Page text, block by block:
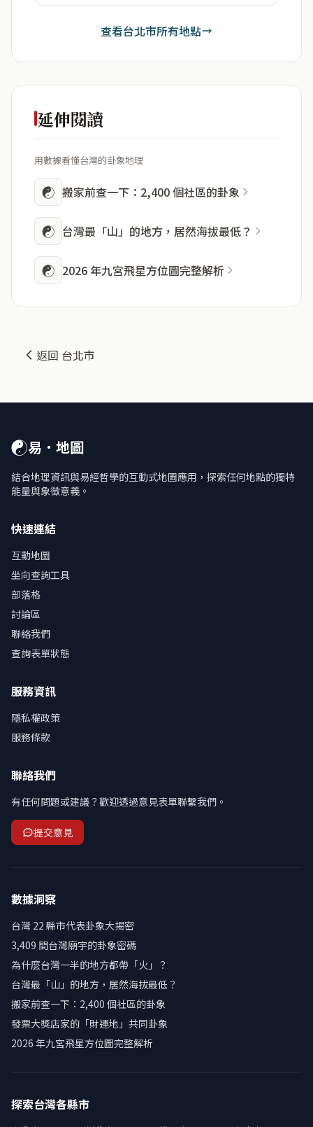
查看台北市所有地點
延伸閱讀
用數據看懂台灣的卦象地理
☯ 搬家前查一下：2,400 個社區的卦象
☯ 台灣最「山」的地方，居然海拔最低？
☯ 2026 年九宮飛星方位圖完整解析
返回 台北市
☯易．地圖
結合地理資訊與易經哲學的互動式地圖應用，探索任何地點的獨特
能量與象徵意義。
快速連結
互動地圖
坐向查詢工具
部落格
討論區
聯絡我們
查詢表單狀態
服務資訊
隱私權政策
服務條款
聯絡我們
有任何問題或建議？歡迎透過意見表單聯繫我們。
提交意見
數據洞察
台灣 22 縣市代表卦象大揭密
3,409 間台灣廟宇的卦象密碼
為什麼台灣一半的地方都帶「火」？
台灣最「山」的地方，居然海拔最低？
搬家前查一下：2,400 個社區的卦象
發票大獎店家的「財運地」共同卦象
2026 年九宮飛星方位圖完整解析
探索台灣各縣市